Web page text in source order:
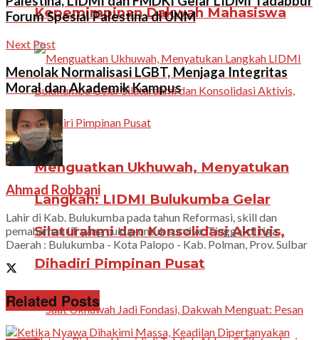
Kepemimpinan Dakwah Mahasiswa
Menguatkan Ukhuwah, Menyatukan
Langkah: LIDMI Bulukumba Gelar
Silaturahmi dan Konsolidasi Aktivis,
Dihadiri Pimpinan Pusat
Forum Spesial Palestina di UNM
Next Post
Menolak Normalisasi LGBT, Menjaga Integritas
Moral dan Akademik Kampus
Ahmad Robbani
Lahir di Kab. Bulukumba pada tahun Reformasi, skill dan
pemahaman IT yang cukup untuk survive. Tinggal di tiga
Daerah : Bulukumba - Kota Palopo - Kab. Polman, Prov. Sulbar
Related Posts